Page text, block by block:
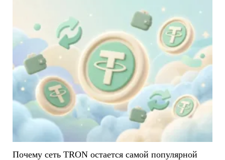
Почему сеть TRON остается самой популярной